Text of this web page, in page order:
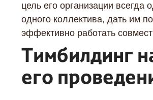
цель его организации
одного коллектива, дать им
эффективно работать
Тимбилдинг
его